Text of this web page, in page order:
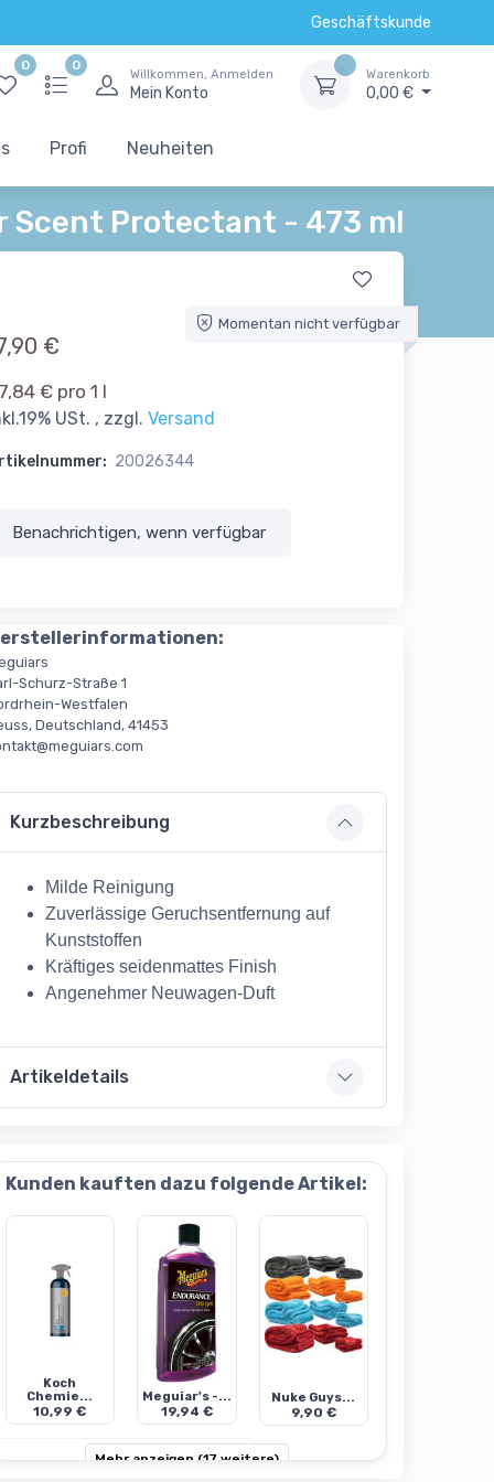
Geschäftskunde
0 0
Willkommen, Anmelden
Mein Konto
Warenkorb
0,00 €
Profi Neuheiten
Scent Protectant - 473 ml
Momentan nicht verfügbar
€
€ pro 1 l
USt. , zzgl. Versand
20026344
Benachrichtigen, wenn verfügbar
Schurz-Straße 1
Westfalen
Deutschland, 41453
Kurzbeschreibung
Milde Reinigung
Zuverlässige Geruchsentfernung auf
Kunststoffen
Kräftiges seidenmattes Finish
Angenehmer Neuwagen-Duft
Artikeldetails
Kunden kauften dazu folgende Artikel:
Koch
Chemie...
10,99 €
Meguiar's -...
19,94 €
Nuke Guys...
9,90 €
Mehr anzeigen (17 weitere)